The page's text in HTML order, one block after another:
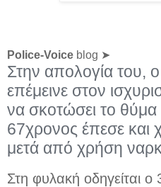
Police-Voice blog ➤
Στην απολογία του,
επέμεινε στον
να σκοτώσει το θύμα
67χρονος έπεσε και
μετά από χρήση
Στη φυλακή οδηγείται